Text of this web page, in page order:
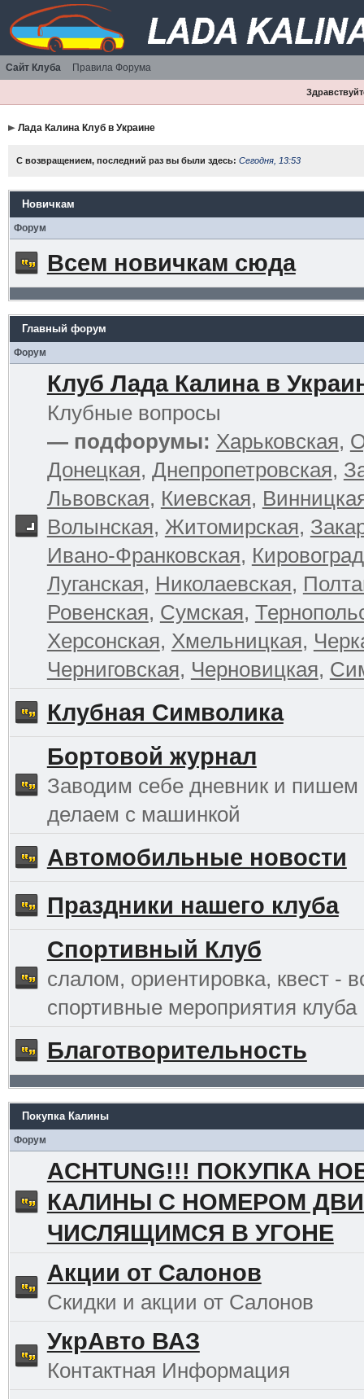
Сайт Клуба Правила Форума
Лада Калина Клуб в Украине
С возвращением, последний раз вы были здесь: Сегодня, 13:53
Новичкам
Форум
Всем новичкам сюда
Главный форум
Форум
Клуб Лада Калина в
Клубные вопросы
— подфорумы: Харьковская,
Донецкая, Днепропетровская,
Львовская, Киевская,
Волынская, Житомирская,
Ивано-Франковская,
Луганская, Николаевская,
Ровенская, Сумская,
Херсонская, Хмельницкая,
Черниговская, Черновицкая,
Клубная Символика
Бортовой журнал
Заводим себе дневник и пишем
делаем с машинкой
Автомобильные новости
Праздники нашего клуба
Спортивный Клуб
слалом, ориентировка, квест -
спортивные мероприятия клуба
Благотворительность
Покупка Калины
Форум
ACHTUNG!!! ПОКУПКА
КАЛИНЫ С НОМЕРОМ
ЧИСЛЯЩИМСЯ В УГОНЕ
Акции от Салонов
Скидки и акции от Салонов
УкрАвто ВАЗ
Контактная Информация